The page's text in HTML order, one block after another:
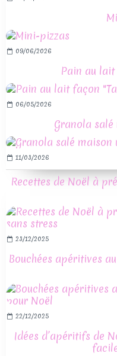
09/06/2026
Pain au
06/05/2026
Granola
11/03/2026
Recettes de Noël à
23/12/2025
Bouchées apéritives
22/12/2025
Idées d’apéritifs de